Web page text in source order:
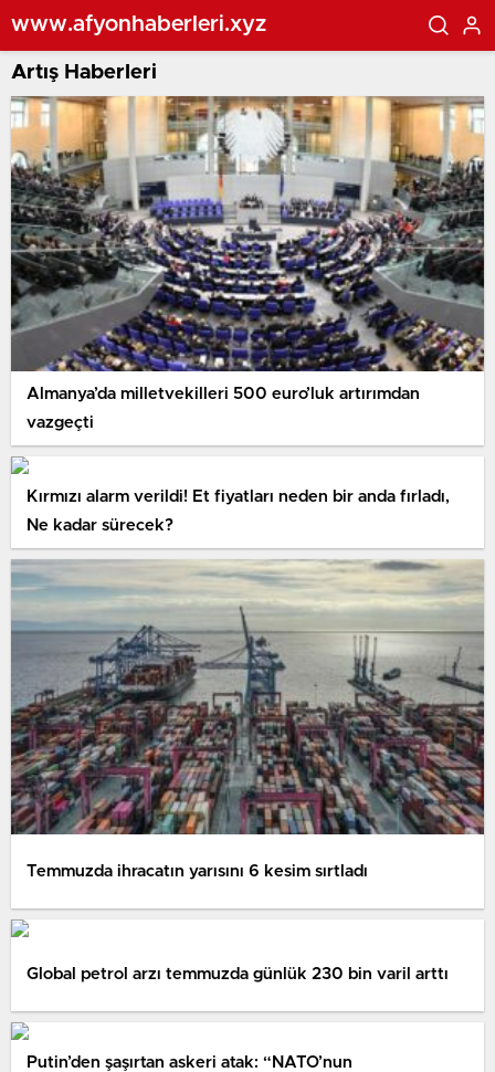
www.afyonhaberleri.xyz
Artış Haberleri
Almanya’da milletvekilleri 500 euro’luk artırımdan
vazgeçti
Kırmızı alarm verildi! Et fiyatları neden bir anda fırladı,
Ne kadar sürecek?
Temmuzda ihracatın yarısını 6 kesim sırtladı
Global petrol arzı temmuzda günlük 230 bin varil arttı
Putin’den şaşırtan askeri atak: “NATO’nun